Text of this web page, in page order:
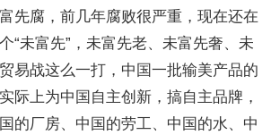
先腐，前几年腐败很严重，现在还在
“未富先”，未富先老、未富先奢、未
易战这么一打，中国一批输美产品的
际上为中国自主创新，搞自主品牌，
的厂房、中国的劳工、中国的水、中